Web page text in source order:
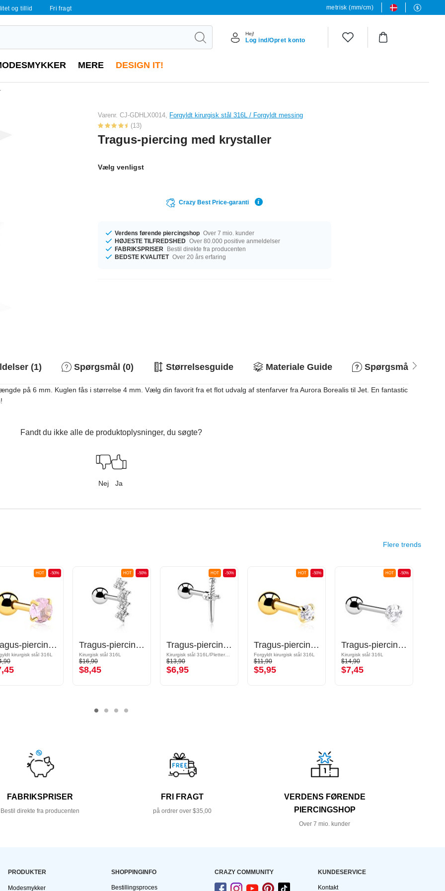
og tillid Fri fragt metrisk (mm/cm)
Hej!
Log ind/Opret konto
MERE DESIGN IT!
Varenr. CJ-GDHLX0014, Forgyldt kirurgisk stål 316L / Forgyldt messing
(13)
Tragus-piercing med krystaller
Vælg venligst
Crazy Best Price-garanti
Verdens førende piercingshop Over 7 mio. kunder
HØJESTE TILFREDSHED Over 80.000 positive anmeldelser
FABRIKSPRISER
Bestil direkte fra producenten
BEDSTE KVALITET Over 20 års erfaring
(1) Spørgsmål (0) Størrelsesguide Materiale Guide Spørgsmål og svar
på 6 mm. Kuglen fås i størrelse 4 mm. Vælg din favorit fra et flot udvalg af stenfarver fra Aurora Borealis til Jet. En fantastic
Fandt du ikke alle de produktoplysninger, du søgte?
Nej Ja
Flere trends
-50%
HOT
Tragus-piercing med Krystalsten
kirurgisk stål 316L
-50%
HOT
Tragus-piercing med krystaller
Kirurgisk stål 316L
$16,90
$8,45
-50%
HOT
Tragus-piercing med design med sværd
$13,90
$6,95
-50%
HOT
Tragus-piercing med Krystalsten
Forgyldt kirurgisk stål 316L
$11,90
$5,95
-50%
HOT
Tragus-piercing med Krystalsten
Kirurgisk stål 316L
$14,90
$7,45
FABRIKSPRISER
Bestil direkte fra producenten
FRI FRAGT
på ordrer over $35,00
VERDENS FØRENDE
PIERCINGSHOP
Over 7 mio. kunder
PRODUKTER
Modesmykker
SHOPPINGINFO
Bestillingsproces
CRAZY COMMUNITY KUNDESERVICE
Kontakt